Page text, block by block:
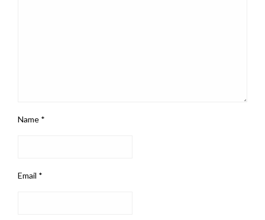
Name *
Email *